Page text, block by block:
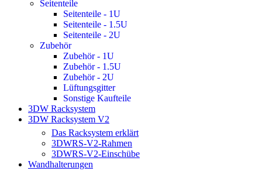
Seitenteile
Seitenteile - 1U
Seitenteile - 1.5U
Seitenteile - 2U
Zubehör
Zubehör - 1U
Zubehör - 1.5U
Zubehör - 2U
Lüftungsgitter
Sonstige Kaufteile
3DW Racksystem
3DW Racksystem V2
Das Racksystem erklärt
3DWRS-V2-Rahmen
3DWRS-V2-Einschübe
Wandhalterungen